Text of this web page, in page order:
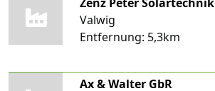
Valwig
Entfernung: 5,3km
Ax & Walter GbR